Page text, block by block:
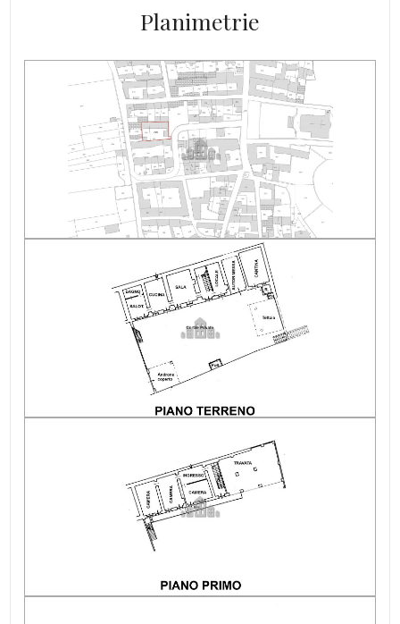
Area esterna privata: Cortile
Fognatura: comunale
Raggiungibile in auto: Sì
Alimentazione acqua calda: Boiler elettrico
Alimentazione gas cucina: Metano
Indip su lati: due
Ristrutturazione: originale
Stato del tetto: buono
Luce: allacciabile
Altitudine mslm: 258 mslm
Acqua: Allacciata
Planimetrie